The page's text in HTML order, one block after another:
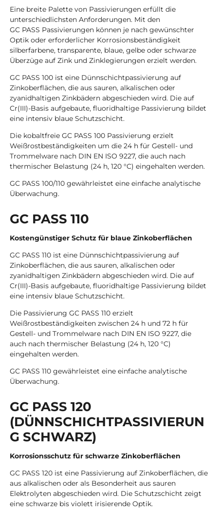
Eine breite Palette von Passivierungen erfüllt die
unterschiedlichsten Anforderungen. Mit den
GC PASS Passivierungen können je nach gewünschter
Optik oder erforderlicher Korrosionsbeständigkeit
silberfarbene, transparente, blaue, gelbe oder schwarze
Überzüge auf Zink und Zinklegierungen erzielt werden.
GC PASS 100 ist eine Dünnschichtpassivierung auf
Zinkoberflächen, die aus sauren, alkalischen oder
zyanidhaltigen Zinkbädern abgeschieden wird. Die auf
Cr(III)-Basis aufgebaute, fluoridhaltige Passivierung bildet
eine intensiv blaue Schutzschicht.
Die kobaltfreie GC PASS 100 Passivierung erzielt
Weißrostbeständigkeiten um die 24 h für Gestell- und
Trommelware nach DIN EN ISO 9227, die auch nach
thermischer Belastung (24 h, 120 °C) eingehalten werden.
GC PASS 100/110 gewährleistet eine einfache analytische
Überwachung.
GC PASS 110
Kostengünstiger Schutz für blaue Zinkoberflächen
GC PASS 110 ist eine Dünnschichtpassivierung auf
Zinkoberflächen, die aus sauren, alkalischen oder
zyanidhaltigen Zinkbädern abgeschieden wird. Die auf
Cr(III)-Basis aufgebaute, fluoridhaltige Passivierung bildet
eine intensiv blaue Schutzschicht.
Die Passivierung GC PASS 110 erzielt
Weißrostbeständigkeiten zwischen 24 h und 72 h für
Gestell- und Trommelware nach DIN EN ISO 9227, die
auch nach thermischer Belastung (24 h, 120 °C)
eingehalten werden.
GC PASS 110 gewährleistet eine einfache analytische
Überwachung.
GC PASS 120
(DÜNNSCHICHTPASSIVIERUN
G SCHWARZ)
Korrosionsschutz für schwarze Zinkoberflächen
GC PASS 120 ist eine Passivierung auf Zinkoberflächen, die
aus alkalischen oder als Besonderheit aus sauren
Elektrolyten abgeschieden wird. Die Schutzschicht zeigt
eine schwarze bis violett irisierende Optik.